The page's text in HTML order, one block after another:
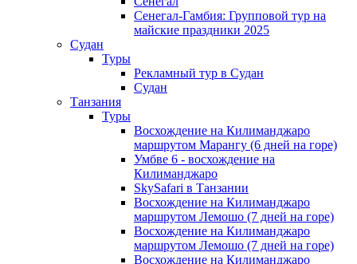
Сенегал-Гамбия: Групповой тур на
майские праздники 2025
Судан
Туры
Рекламный тур в Cудан
Cудан
Танзания
Туры
Восхождение на Килиманджаро
маршрутом Марангу (6 дней на горе)
Умбве 6 - восхождение на
Килиманджаро
SkySafari в Танзании
Восхождение на Килиманджаро
маршрутом Лемошо (7 дней на горе)
Восхождение на Килиманджаро
маршрутом Лемошо (7 дней на горе)
Восхождение на Килиманджаро